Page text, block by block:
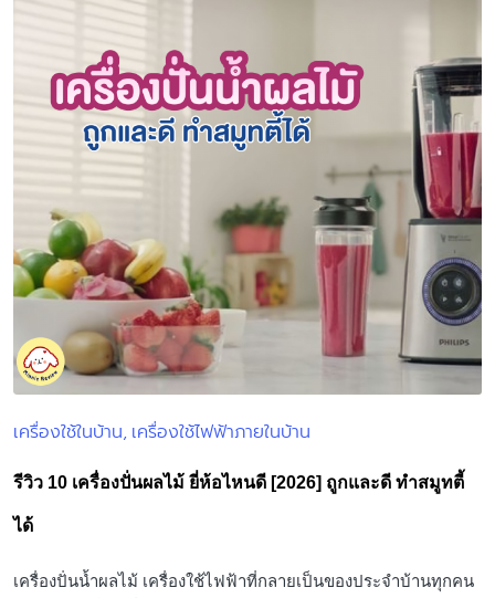
Posted
เครื่องใช้ในบ้าน เครื่องใช้ไฟฟ้าภายในบ้าน
รีวิว 10 เครื่องปั่นผลไม้ ยี่ห้อไหนดี [2026] ถูกและดี ทำสมูทตี้
ได้
เครื่องปั่นน้ำผลไม้ เครื่องใช้ไฟฟ้าที่กลายเป็นของประจำบ้านทุกคน